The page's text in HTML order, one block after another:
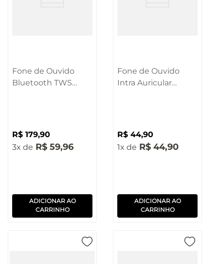
Fone de Ouvido
Bluetooth TWS
R$ 179,90
3
R$ 59,96
ADICIONAR AO
CARRINHO
Fone de Ouvido
Intra Auricular
R$ 44,90
1
R$ 44,90
ADICIONAR AO
CARRINHO